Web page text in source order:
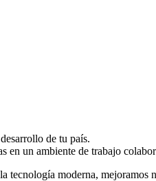
de tu país.
en un ambiente de trabajo
tecnología moderna, mejoramos